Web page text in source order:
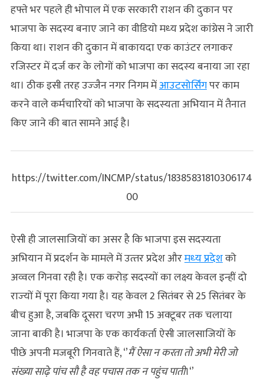
हफ्ते भर पहले ही भोपाल में एक सरकारी राशन की दुकान पर
भाजपा के सदस्‍य बनाए जाने का वीडियो मध्‍य प्रदेश कांग्रेस ने जारी
किया था। राशन की दुकान में बाकायदा एक काउंटर लगाकर
रजिस्‍टर में दर्ज कर के लोगों को भाजपा का सदस्‍य बनाया जा रहा
था। ठीक इसी तरह उज्‍जैन नगर निगम मेंआउटसोर्सिंगपर काम
करने वाले कर्मचारियों को भाजपा के सदस्‍यता अभियान में तैनात
किए जाने की बात सामने आई है।
https://twitter.com/INCMP/status/18385831810306174
00
ऐसी ही जालसाजियों का असर है कि भाजपा इस सदस्‍यता
अभियान में प्रदर्शन के मामले में उत्‍तर प्रदेश औरमध्‍य प्रदेशको
अव्‍वल गिनवा रही है। एक करोड़ सदस्‍यों का लक्ष्‍य केवल इन्‍हीं दो
राज्‍यों में पूरा किया गया है। यह केवल 2 सितंबर से 25 सितंबर के
बीच हुआ है, जबकि दूसरा चरण अभी 15 अक्‍टूबर तक चलाया
जाना बाकी है। भाजपा के एक कार्यकर्ता ऐसी जालसाजियों के
पीछे अपनी मजबूरी गिनवाते हैं, ‘’मैं ऐसा न करता तो अभी मेरी जो
संख्या साढ़े पांच सौ है वह पचास तक न पहुंच पाती।‘’